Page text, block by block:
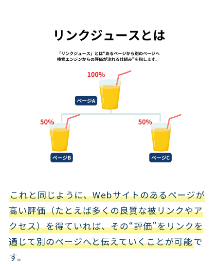
これと同じように、Webサイトのあるページが
高い評価（たとえば多くの良質な被リンクやア
クセス）を得ていれば、その“評価”をリンクを
通じて別のページへと伝えていくことが可能で
す。